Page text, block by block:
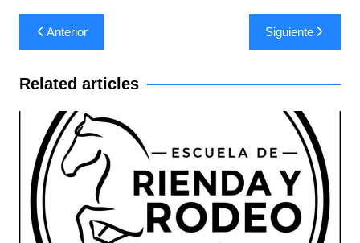
Navegación
de
entradas
Anterior Siguiente
Related articles